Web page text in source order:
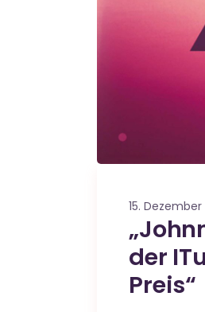
15. Dezember
der
Preis“